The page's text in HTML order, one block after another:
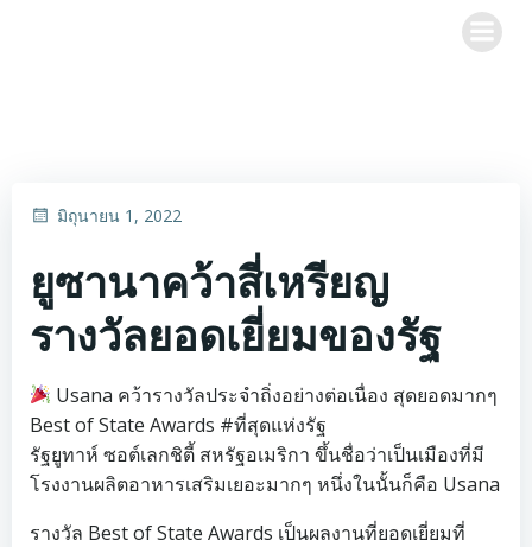
มิถุนายน 1, 2022
ยูซานาคว้าสี่เหรียญ
รางวัลยอดเยี่ยมของรัฐ
Usana คว้ารางวัลประจำถิ่งอย่างต่อเนื่อง สุดยอดมากๆ
Best of State Awards #ที่สุดแห่งรัฐ
รัฐยูทาห์ ซอต์เลกชิตี้ สหรัฐอเมริกา ขึ้นชื่อว่าเป็นเมืองที่มี
โรงงานผลิตอาหารเสริมเยอะมากๆ หนึ่งในนั้นก็คือ Usana
รางวัล Best of State Awards เป็นผลงานที่ยอดเยี่ยมที่